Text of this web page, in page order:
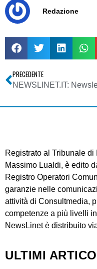
Redazione
PRECEDENTE
Registrato al Tribunale di
Massimo Lualdi, è edito
Registro Operatori
garanzie nelle
attività di Consultmedia,
competenze a più livelli
NewsLinet è distribuito
ULTIMI